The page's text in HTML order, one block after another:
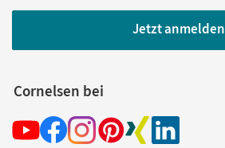
Jetzt anmelden
Cornelsen bei